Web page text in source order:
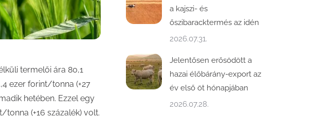
termelői ára 80,1
ezer forint/tonna (+27
hetében. Ezzel egy
(+16 százalék) volt.
a kajszi- és
őszibaracktermés az idén
2026.07.31.
Jelentősen erősödött a
hazai élőbárány-export az
év első öt hónapjában
2026.07.28.